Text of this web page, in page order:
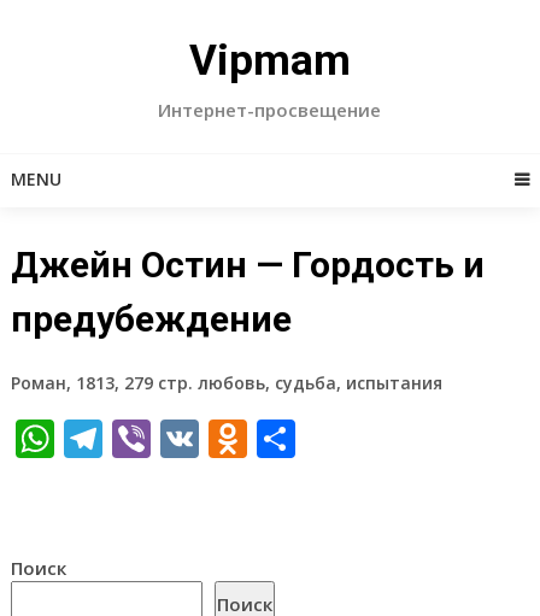
Vipmam
Интернет-просвещение
MENU
Джейн Остин — Гордость и
предубеждение
Роман, 1813, 279 стр. любовь, судьба, испытания
WhatsApp
Telegram
Viber
VKOdnoklassniki
Отправить
Поиск
Поиск